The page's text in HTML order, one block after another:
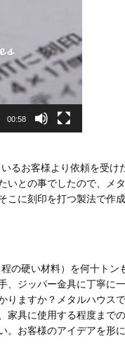
00:58
るお客様より依頼を受け
いとの事でしたので、メ
こに刻印を打つ製法で作
の硬い材料）を何十トン
ジッパー金具に丁寧に
りますか？メタルハウス
家具に使用する程度まで
。お客様のアイデアを形